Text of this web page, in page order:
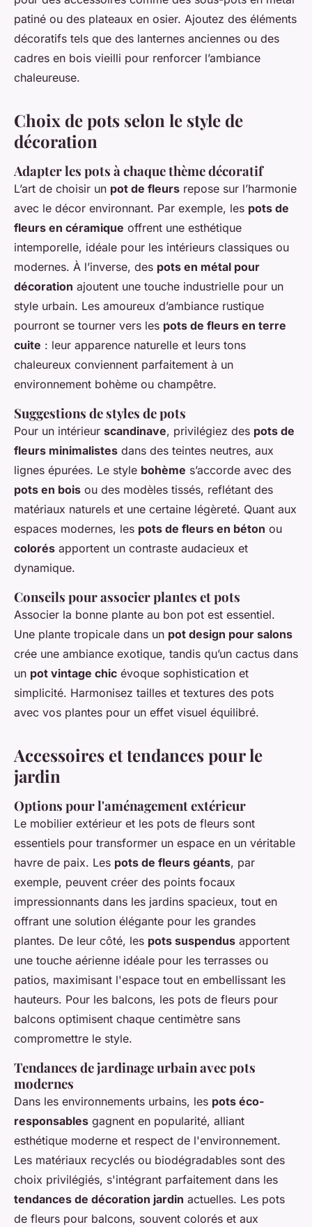
patiné ou des plateaux en osier. Ajoutez des éléments
décoratifs tels que des lanternes anciennes ou des
cadres en bois vieilli pour renforcer l’ambiance
chaleureuse.
Choix de pots selon le style de
décoration
Adapter les pots à chaque thème décoratif
L’art de choisir un pot de fleurs repose sur l’harmonie
avec le décor environnant. Par exemple, les pots de
fleurs en céramique offrent une esthétique
intemporelle, idéale pour les intérieurs classiques ou
modernes. À l’inverse, des pots en métal pour
décoration ajoutent une touche industrielle pour un
style urbain. Les amoureux d’ambiance rustique
pourront se tourner vers les pots de fleurs en terre
cuite : leur apparence naturelle et leurs tons
chaleureux conviennent parfaitement à un
environnement bohème ou champêtre.
Suggestions de styles de pots
Pour un intérieur scandinave, privilégiez des pots de
fleurs minimalistes dans des teintes neutres, aux
lignes épurées. Le style bohème s’accorde avec des
pots en bois ou des modèles tissés, reflétant des
matériaux naturels et une certaine légèreté. Quant aux
espaces modernes, les pots de fleurs en béton ou
colorés apportent un contraste audacieux et
dynamique.
Conseils pour associer plantes et pots
Associer la bonne plante au bon pot est essentiel.
Une plante tropicale dans un pot design pour salons
crée une ambiance exotique, tandis qu’un cactus dans
un pot vintage chic évoque sophistication et
simplicité. Harmonisez tailles et textures des pots
avec vos plantes pour un effet visuel équilibré.
Accessoires et tendances pour le
jardin
Options pour l'aménagement extérieur
Le mobilier extérieur et les pots de fleurs sont
essentiels pour transformer un espace en un véritable
havre de paix. Les pots de fleurs géants, par
exemple, peuvent créer des points focaux
impressionnants dans les jardins spacieux, tout en
offrant une solution élégante pour les grandes
plantes. De leur côté, les pots suspendus apportent
une touche aérienne idéale pour les terrasses ou
patios, maximisant l'espace tout en embellissant les
hauteurs. Pour les balcons, les pots de fleurs pour
balcons optimisent chaque centimètre sans
compromettre le style.
Tendances de jardinage urbain avec pots
modernes
Dans les environnements urbains, les pots éco-
responsables gagnent en popularité, alliant
esthétique moderne et respect de l'environnement.
Les matériaux recyclés ou biodégradables sont des
choix privilégiés, s'intégrant parfaitement dans les
tendances de décoration jardin actuelles. Les pots
de fleurs pour balcons, souvent colorés et aux